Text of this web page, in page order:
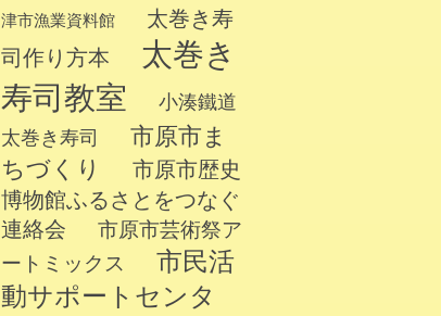
津市漁業資料館
太巻き寿
司作り方本
太巻き
寿司教室
小湊鐵道
太巻き寿司
市原市ま
ちづくり
市原市歴史
博物館ふるさとをつなぐ
連絡会
市原市芸術祭ア
ートミックス
市民活
動サポートセンタ